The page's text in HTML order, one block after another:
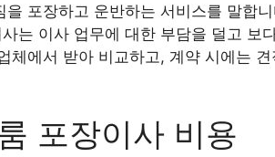
포장하고 운반하는 서비스를 말합
는 이사 업무에 대한 부담을 덜고
체에서 받아 비교하고, 계약 시에는
포장이사 비용